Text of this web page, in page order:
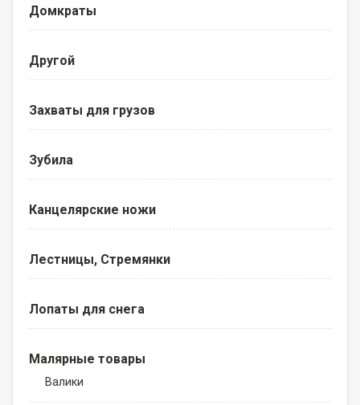
Домкраты
Другой
Захваты для грузов
Зубила
Канцелярские ножи
Лестницы, Стремянки
Лопаты для снега
Малярные товары
Валики